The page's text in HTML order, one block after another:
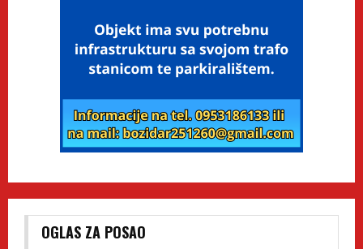
OGLAS ZA POSAO